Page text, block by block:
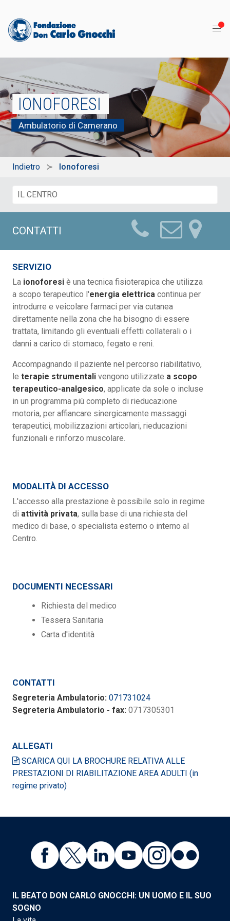
IONOFORESI
Ambulatorio di Camerano
Indietro Ionoforesi
CONTATTI
SERVIZIO
La ionoforesi è una tecnica fisioterapica che utilizza
a scopo terapeutico l'energia elettrica continua per
introdurre e veicolare farmaci per via cutanea
direttamente nella zona che ha bisogno di essere
trattata, limitando gli eventuali effetti collaterali o i
danni a carico di stomaco, fegato e reni.
Accompagnando il paziente nel percorso riabilitativo,
le terapie strumentali vengono utilizzate a scopo
terapeutico-analgesico, applicate da sole o incluse
in un programma più completo di rieducazione
motoria, per affiancare sinergicamente massaggi
terapeutici, mobilizzazioni articolari, rieducazioni
funzionali e rinforzo muscolare.
MODALITÀ DI ACCESSO
L'accesso alla prestazione è possibile solo in regime
di attività privata, sulla base di una richiesta del
medico di base, o specialista esterno o interno al
Centro.
DOCUMENTI NECESSARI
Richiesta del medico
Tessera Sanitaria
Carta d'identità
CONTATTI
Segreteria Ambulatorio: 071731024
Segreteria Ambulatorio - fax: 0717305301
ALLEGATI
SCARICA QUI LA BROCHURE RELATIVA ALLE
PRESTAZIONI DI RIABILITAZIONE AREA ADULTI (in
regime privato)
IL BEATO DON CARLO GNOCCHI: UN UOMO E IL SUO
SOGNO